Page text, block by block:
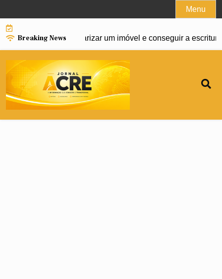
to
content
Menu
Breaking News
como regularizar um imóvel e conseguir a escritura